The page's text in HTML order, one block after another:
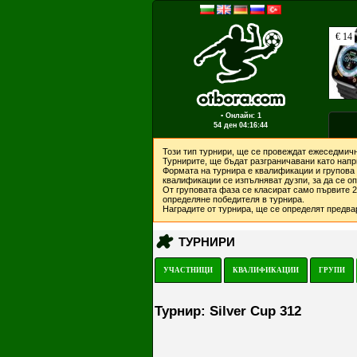
▪ Онлайн: 1
54 ден 04:16:44
Този тип турнири, ще се провеждат
Турнирите, ще бъдат разграничавани като
Формата на турнира е квалификации и
квалификации се изпълняват дузпи, за да се
От груповата фаза се класират само първите
определяне победителя в турнира.
Наградите от турнира, ще се определят
ТУРНИРИ
УЧАСТНИЦИ КВАЛИФИКАЦИИ ГРУПИ
Турнир: Silver Cup 312